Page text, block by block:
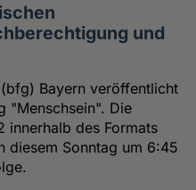
und
Bayern veröffentlicht
"Menschsein". Die
innerhalb des Formats
diesem Sonntag um 6:45